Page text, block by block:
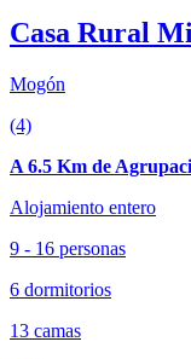
Casa Rural
Mogón
(4)
A 6.5 Km de
Alojamiento entero
9 - 16 personas
6 dormitorios
13 camas